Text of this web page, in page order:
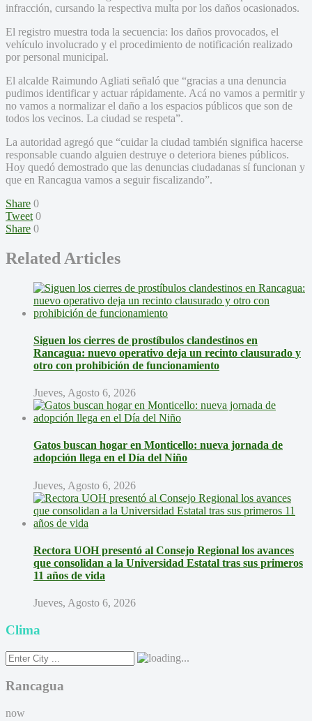
infracción, cursando la respectiva multa por los daños ocasionados.
El registro muestra toda la secuencia: los daños provocados, el
vehículo involucrado y el procedimiento de notificación realizado
por personal municipal.
El alcalde Raimundo Agliati señaló que “gracias a una denuncia
pudimos identificar y actuar rápidamente. Acá no vamos a permitir y
no vamos a normalizar el daño a los espacios públicos que son de
todos los vecinos. La ciudad se respeta”.
La autoridad agregó que “cuidar la ciudad también significa hacerse
responsable cuando alguien destruye o deteriora bienes públicos.
Hoy quedó demostrado que las denuncias ciudadanas sí funcionan y
que en Rancagua vamos a seguir fiscalizando”.
Share 0
Tweet 0
Share 0
Related Articles
Siguen los cierres de prostíbulos clandestinos en
Rancagua: nuevo operativo deja un recinto clausurado y
otro con prohibición de funcionamiento
Jueves, Agosto 6, 2026
Gatos buscan hogar en Monticello: nueva jornada de
adopción llega en el Día del Niño
Jueves, Agosto 6, 2026
Rectora UOH presentó al Consejo Regional los avances
que consolidan a la Universidad Estatal tras sus primeros
11 años de vida
Jueves, Agosto 6, 2026
Clima
Rancagua
now